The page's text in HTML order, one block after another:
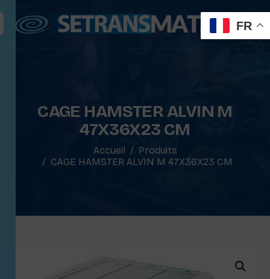
CAGE HAMSTER ALVIN M
47X36X23 CM
Accueil
Produits
CAGE HAMSTER ALVIN M 47X36X23 CM
FR